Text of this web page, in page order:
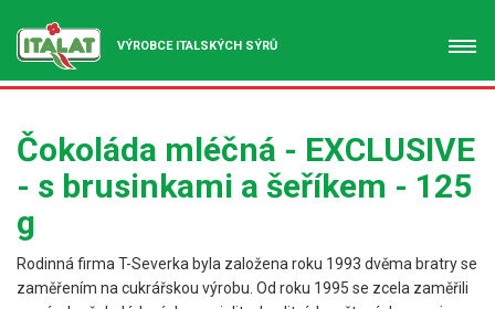
VÝROBCE ITALSKÝCH SÝRŮ
Čokoláda mléčná - EXCLUSIVE
- s brusinkami a šeříkem - 125
g
Rodinná firma T-Severka byla založena roku 1993 dvěma bratry se
zaměřením na cukrářskou výrobu. Od roku 1995 se zcela zaměřili